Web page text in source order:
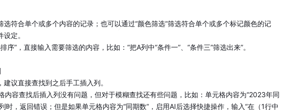
符合单个或多个内容的记录；也可以通过“颜色筛选”筛选符合单个或多个标记颜色的记
定。
”，直接输入需要筛选的内容，比如：“把A列中“条件一”、“条件三”筛选出来”。
议直接查找到之后手工插入列。
内容查找后插入列没有问题，但对于模糊查找还有些问题，比如：单元格内容为“2023年同
时，返回错误；但是如果单元格内容为“同期数”，启用AI后选择快捷操作，输入“在（1行中